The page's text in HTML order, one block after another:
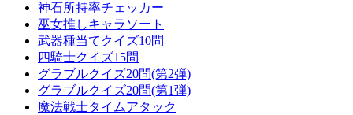
神石所持率チェッカー
巫女推しキャラソート
武器種当てクイズ10問
四騎士クイズ15問
グラブルクイズ20問(第2弾)
グラブルクイズ20問(第1弾)
魔法戦士タイムアタック